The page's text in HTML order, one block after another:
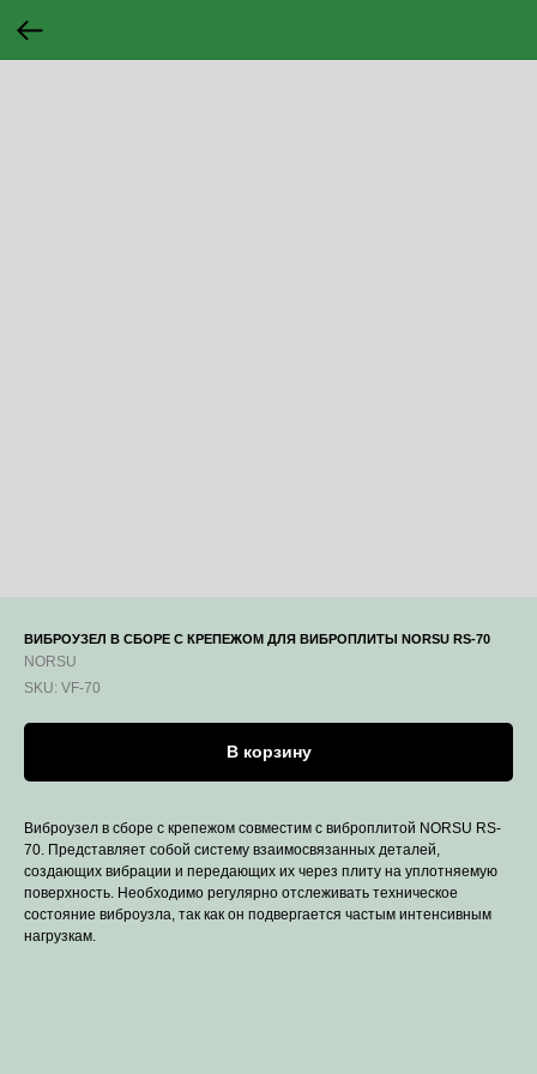
ВИБРОУЗЕЛ В СБОРЕ С КРЕПЕЖОМ ДЛЯ ВИБРОПЛИТЫ NORSU RS-70
NORSU
SKU: VF-70
В корзину
Виброузел в сборе с крепежом совместим с виброплитой NORSU RS-
70. Представляет собой систему взаимосвязанных деталей,
создающих вибрации и передающих их через плиту на уплотняемую
поверхность. Необходимо регулярно отслеживать техническое
состояние виброузла, так как он подвергается частым интенсивным
нагрузкам.